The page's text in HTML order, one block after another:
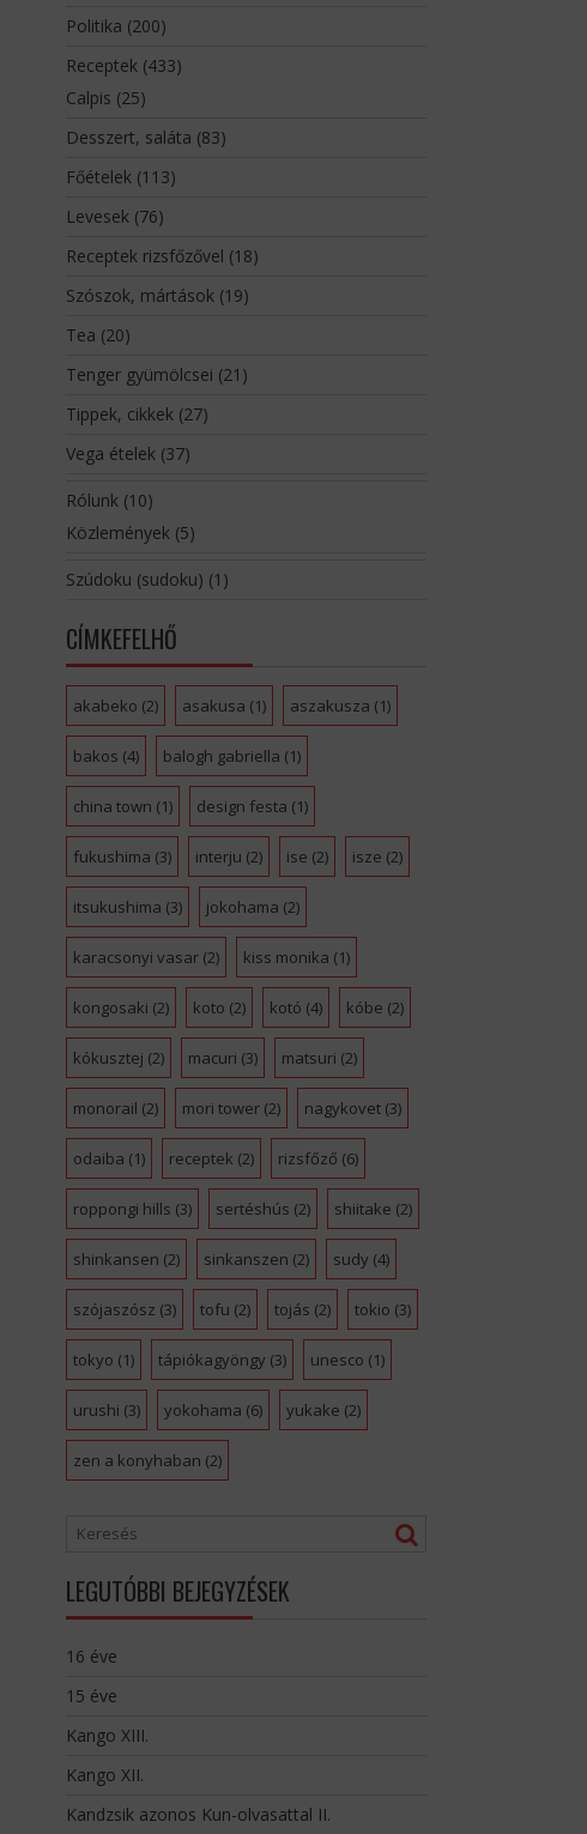
Politika (200)
Receptek(433)
Calpis (25)
Desszert, saláta (83)
Főételek(113)
Levesek(76)
Receptek rizsfőzővel (18)
Szószok, mártások(19)
Tea (20)
Tenger gyümölcsei (21)
Tippek, cikkek(27)
Vega ételek(37)
Rólunk(10)
Közlemények(5)
Szúdoku (sudoku) (1)
CÍMKEFELHŐ
akabeko (2) asakusa (1) aszakusza (1)
bakos (4) balogh gabriella (1)
china town (1) design festa (1)
fukushima (3) interju (2) ise (2) isze (2)
itsukushima (3) jokohama (2)
karacsonyi vasar(2) kiss monika (1)
kongosaki (2) koto (2) kotó (4) kóbe (2)
kókusztej (2) macuri (3) matsuri (2)
monorail (2) mori tower(2) nagykovet(3)
odaiba (1) receptek (2) rizsfőző (6)
roppongi hills (3) sertéshús (2) shiitake (2)
shinkansen (2) sinkanszen (2) sudy (4)
szójaszósz (3) tofu (2) tojás (2) tokio (3)
tokyo (1) tápiókagyöngy (3) unesco (1)
urushi (3) yokohama (6) yukake (2)
zen a konyhaban (2)
LEGUTÓBBI BEJEGYZÉSEK
16 éve
15 éve
Kango XIII.
Kango XII.
Kandzsik azonos Kun-olvasattal II.